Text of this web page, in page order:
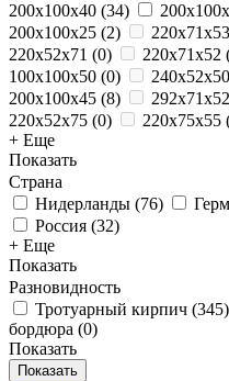
200x100x40 (34)
200x100x25 (2) 220x71x53
220x52x71 (0) 220x71x52
100x100x50 (0) 240x52x50
200х100х45 (8) 292x71x52
220x52x75 (0) 220x75x55
+ Еще
Показать
Страна
Нидерланды (76)
Россия (32)
+ Еще
Показать
Разновидность
Тротуарный кирпич (345)
бордюра (0)
Показать
Показать